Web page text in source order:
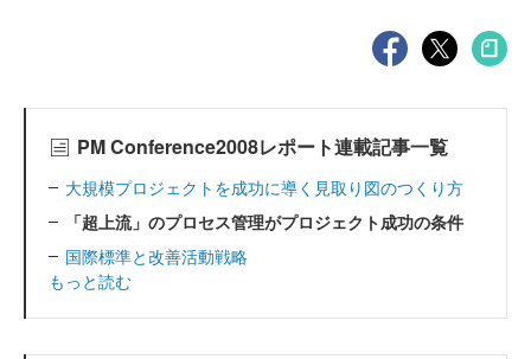
PM Conference2008レポート連載記事一覧
大規模プロジェクトを成功に導く見取り図のつくり方
「超上流」のプロセス管理がプロジェクト成功の条件
国際標準と改善活動戦略
もっと読む